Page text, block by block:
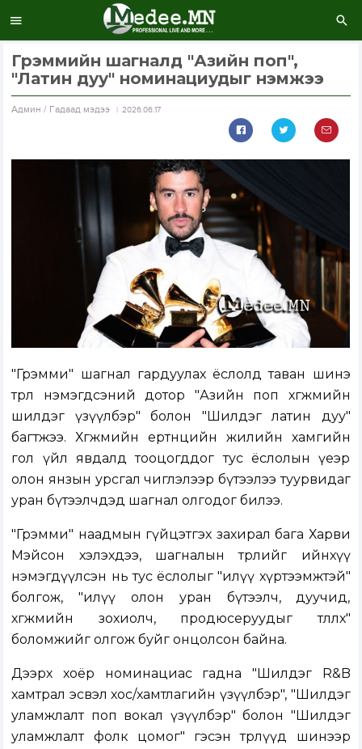
Грэммийн шагналд "Азийн поп",
"Латин дуу" номинациудыг нэмжээ
Aдмин / Гадаад мэдээ 2026.06.17
"Грэмми" шагнал гардуулах ёслолд таван шинэ
төрөл нэмэгдсэний дотор "Азийн поп хөгжмийн
шилдэг үзүүлбэр" болон "Шилдэг латин дуу"
багтжээ. Хөгжмийн ертөнцийн жилийн хамгийн
гол үйл явдалд тооцогддог тус ёслолын үеэр
олон янзын урсгал чиглэлээр бүтээлээ туурвидаг
уран бүтээлчдэд шагнал олгодог билээ.
"Грэмми" наадмын гүйцэтгэх захирал бага Харви
Мэйсон хэлэхдээ, шагналын төрлийг ийнхүү
нэмэгдүүлсэн нь тус ёслолыг "илүү хүртээмжтэй"
болгож, "илүү олон уран бүтээлч, дуучид,
хөгжмийн зохиолч, продюсеруудыг төлөөлөх"
боломжийг олгож буйг онцолсон байна.
Дээрх хоёр номинациас гадна "Шилдэг R&B
хамтрал эсвэл хос/хамтлагийн үзүүлбэр", "Шилдэг
уламжлалт поп вокал үзүүлбэр" болон "Шилдэг
уламжлалт фолк цомог" гэсэн төрлүүд шинээр